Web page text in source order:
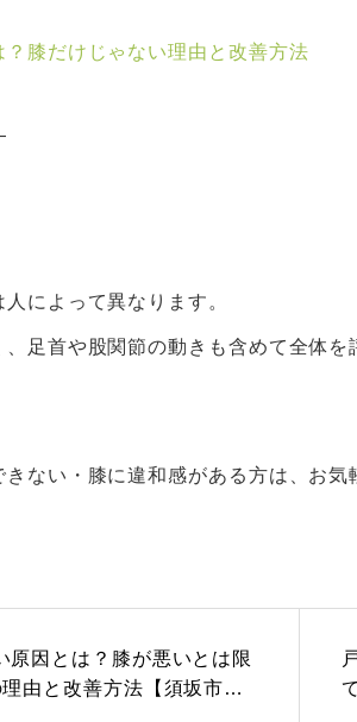
膝だけじゃない理由と改善方法
によって異なります。
足首や股関節の動きも含めて全体
ない・膝に違和感がある方は、お気
原因とは？膝が悪いとは限
由と改善方法【須坂市の